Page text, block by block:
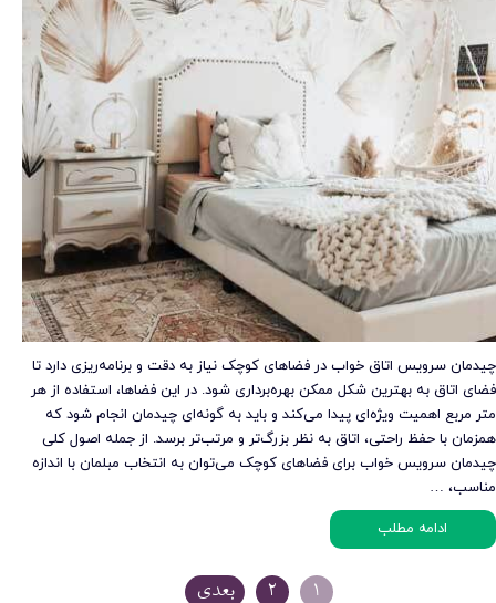
چیدمان سرویس اتاق خواب در فضاهای کوچک نیاز به دقت و برنامه‌ریزی دارد تا
فضای اتاق به بهترین شکل ممکن بهره‌برداری شود. در این فضاها، استفاده از هر
متر مربع اهمیت ویژه‌ای پیدا می‌کند و باید به گونه‌ای چیدمان انجام شود که
همزمان با حفظ راحتی، اتاق به نظر بزرگ‌تر و مرتب‌تر برسد. از جمله اصول کلی
چیدمان سرویس خواب برای فضاهای کوچک می‌توان به انتخاب مبلمان با اندازه
مناسب، …
ادامه مطلب
۱ ۲ بعدی